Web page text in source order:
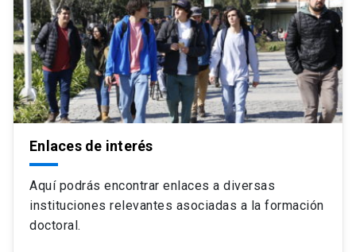
Enlaces de interés
Aquí podrás encontrar enlaces a diversas
instituciones relevantes asociadas a la formación
doctoral.